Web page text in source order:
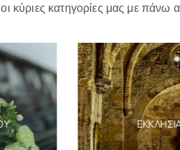
οι κύριες κατηγορίες μας με
ΕΚΚΛΗΣΙΑΣΤΙΚΆ ΕΊΔΗ